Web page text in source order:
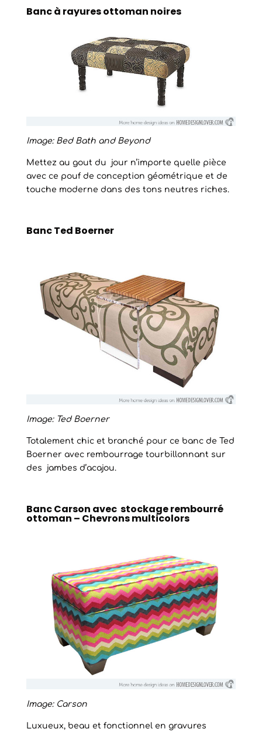
Banc à rayures ottoman noires
Image: Bed Bath and Beyond
Mettez au gout du jour n’importe quelle pièce
avec ce pouf de conception géométrique et de
touche moderne dans des tons neutres riches.
Banc Ted Boerner
Image: Ted Boerner
Totalement chic et branché pour ce banc de Ted
Boerner avec rembourrage tourbillonnant sur
des jambes d’acajou.
Banc Carson avec stockage rembourré
ottoman – Chevrons multicolors
Image: Carson
Luxueux, beau et fonctionnel en gravures